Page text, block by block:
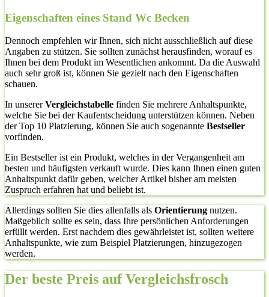
Eigenschaften eines Stand Wc Becken
Dennoch empfehlen wir Ihnen, sich nicht ausschließlich auf diese
Angaben zu stützen. Sie sollten zunächst herausfinden, worauf es
Ihnen bei dem Produkt im Wesentlichen ankommt. Da die Auswahl
auch sehr groß ist, können Sie gezielt nach den Eigenschaften
schauen.
In unsererVergleichstabelle finden Sie mehrere Anhaltspunkte,
welche Sie bei der Kaufentscheidung unterstützen können. Neben
der Top 10 Platzierung, können Sie auch sogenannte Bestseller
vorfinden.
Ein Bestseller ist ein Produkt, welches in der Vergangenheit am
besten und häufigsten verkauft wurde. Dies kann Ihnen einen guten
Anhaltspunkt dafür geben, welcher Artikel bisher am meisten
Zuspruch erfahren hat und beliebt ist.
Allerdings sollten Sie dies allenfalls als Orientierung nutzen.
Maßgeblich sollte es sein, dass Ihre persönlichen Anforderungen
erfüllt werden. Erst nachdem dies gewährleistet ist, sollten weitere
Anhaltspunkte, wie zum Beispiel Platzierungen, hinzugezogen
werden.
Der beste Preis auf Vergleichsfrosch